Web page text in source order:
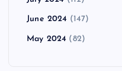
June 2024 (147)
May 2024 (82)